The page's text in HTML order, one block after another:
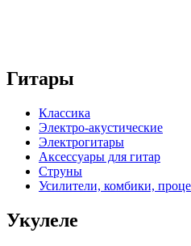
Гитары
Классика
Электро-акустические
Электрогитары
Аксессуары для гитар
Струны
Усилители, комбики,
Укулеле